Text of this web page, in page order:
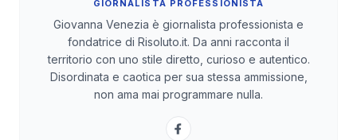
GIORNALISTA PROFESSIONISTA
Giovanna Venezia è giornalista professionista e
fondatrice di Risoluto.it. Da anni racconta il
territorio con uno stile diretto, curioso e autentico.
Disordinata e caotica per sua stessa ammissione,
non ama mai programmare nulla.